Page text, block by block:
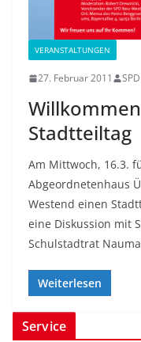
VERANSTALTUNGEN
27. Februar 2011
Stadtteiltag
Am Mittwoch, 16.3.
Abgeordnetenhaus
Westend einen
eine Diskussion mit
Schulstadtrat
Weiterlesen
Service